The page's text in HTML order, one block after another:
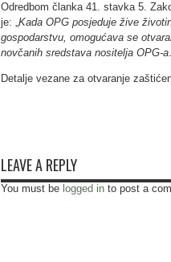
Odredbom članka 41. stavka 5.
je: „Kada OPG posjeduje žive
gospodarstvu, omogućava se
novčanih sredstava nositelja OPG-
Detalje vezane za otvaranje
LEAVE A REPLY
You must be logged in to post a